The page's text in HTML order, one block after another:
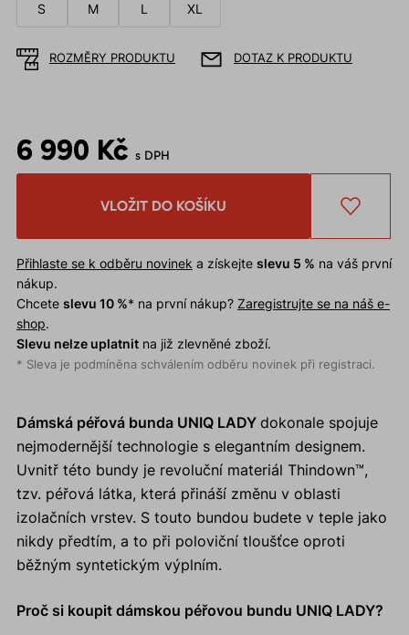
S M L XL
ROZMĚRY PRODUKTU DOTAZ K PRODUKTU
6 990 Kč s DPH
VLOŽIT DO KOŠÍKU
Přihlaste se k odběru novinek a získejte slevu 5 % na váš první
nákup.
Chcete slevu 10 %* na první nákup? Zaregistrujte se na náš e-
shop.
Slevu nelze uplatnitna již zlevněné zboží.
* Sleva je podmíněna schválením odběru novinek při registraci.
Dámská péřová bunda UNIQ LADY dokonale spojuje
nejmodernější technologie s elegantním designem.
Uvnitř této bundy je revoluční materiál Thindown™,
tzv. péřová látka, která přináší změnu v oblasti
izolačních vrstev. S touto bundou budete v teple jako
nikdy předtím, a to při poloviční tloušťce oproti
běžným syntetickým výplním.
Proč si koupit dámskou péřovou bundu UNIQ LADY?